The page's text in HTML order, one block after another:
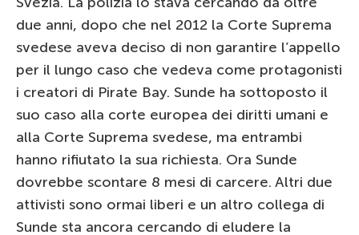
due anni, dopo che nel 2012 la Corte Suprema
svedese aveva deciso di non garantire l’appello
per il lungo caso che vedeva come protagonisti
i creatori di Pirate Bay. Sunde ha sottoposto il
suo caso alla corte europea dei diritti umani e
alla Corte Suprema svedese, ma entrambi
hanno rifiutato la sua richiesta. Ora Sunde
dovrebbe scontare 8 mesi di carcere. Altri due
attivisti sono ormai liberi e un altro collega di
Sunde sta ancora cercando di eludere la